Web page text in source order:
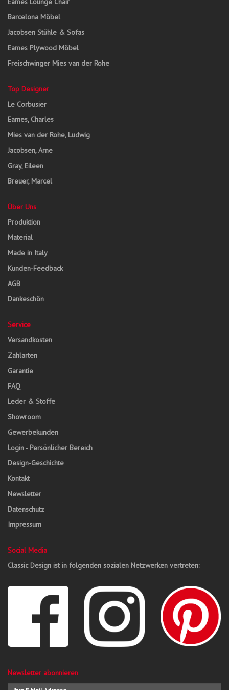
Barcelona Möbel
Jacobsen Stühle & Sofas
Eames Plywood Möbel
Freischwinger Mies van der Rohe
Top Designer
Le Corbusier
Eames, Charles
Mies van der Rohe, Ludwig
Jacobsen, Arne
Gray, Eileen
Breuer, Marcel
Über Uns
Produktion
Material
Made in Italy
Kunden-Feedback
AGB
Dankeschön
Service
Versandkosten
Zahlarten
Garantie
FAQ
Leder & Stoffe
Showroom
Gewerbekunden
Login - Persönlicher Bereich
Design-Geschichte
Kontakt
Newsletter
Datenschutz
Impressum
Social Media
Classic Design ist in folgenden sozialen Netzwerken vertreten:
Newsletter abonnieren